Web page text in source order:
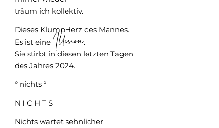
träum ich kollektiv.
Dieses KlumpHerz des Mannes.
Es ist eine Illusion.
Sie stirbt in diesen letzten Tagen
des Jahres 2024.
° nichts °
N I C H T S
Nichts wartet sehnlicher